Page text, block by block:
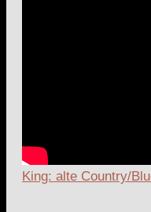
King: alte Country/